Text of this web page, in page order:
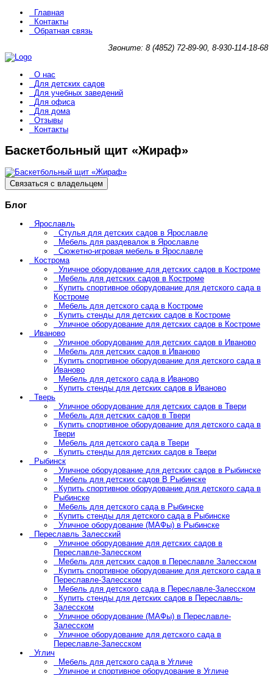
Главная
Контакты
Обратная связь
Звоните: 8 (4852) 72-89-90, 8-930-114-18-68
О нас
Для детских садов
Для учебных заведений
Для офиса
Для дома
Отзывы
Контакты
Баскетбольный щит «Жираф»
Связаться с владельцем
Блог
Ярославль
Стулья для детских садов в Ярославле
Мебель для раздевалок в Ярославле
Сюжетно-игровая мебель в Ярославле
Кострома
Уличное оборудование для детских садов в Костроме
Мебель для детских садов в Костроме
Купить спортивное оборудование для детского сада в
Костроме
Мебель для детского сада в Костроме
Купить стенды для детских садов в Костроме
Уличное оборудование для детских садов в Костроме
Иваново
Уличное оборудование для детских садов в Иваново
Мебель для детских садов в Иваново
Купить спортивное оборудование для детского сада в
Иваново
Мебель для детского сада в Иваново
Купить стенды для детских садов в Иваново
Тверь
Уличное оборудование для детских садов в Твери
Мебель для детских садов в Твери
Купить спортивное оборудование для детского сада в
Твери
Мебель для детского сада в Твери
Купить стенды для детских садов в Твери
Рыбинск
Уличное оборудование для детских садов в Рыбинске
Мебель для детских садов В Рыбинске
Купить спортивное оборудование для детского сада в
Рыбинске
Мебель для детского сада в Рыбинске
Купить стенды для детского сада в Рыбинске
Уличное оборудование (МАФы) в Рыбинске
Переславль Залесский
Уличное оборудование для детских садов в
Переславле-Залесском
Мебель для детских садов в Переславле Залесском
Купить спортивное оборудование для детского сада в
Переславле-Залесском
Мебель для детского сада в Переславле-Залесском
Купить стенды для детских садов в Переславль-
Залесском
Уличное оборудование (МАФы) в Переславле-
Залесском
Уличное оборудование для детского сада в
Переславле-Залесском
Углич
Мебель для детского сада в Угличе
Уличное и спортивное оборудование в Угличе